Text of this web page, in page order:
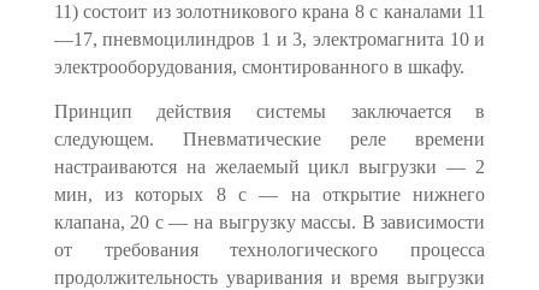
11) состоит из золотни­кового крана 8 с каналами 11
—17, пневмоцилиндров 1 и 3, электромагни­та 10 и
электрооборудования, смонтированного в шкафу.
Принцип действия системы заключается в
следующем. Пневматические реле времени
настраиваются на желаемый цикл выгрузки — 2
мин, из ко­торых 8 с — на открытие нижнего
клапана, 20 с — на выгрузку массы. В зависимости
от требования технологического процесса
продолжитель­ность уваривания и время выгрузки